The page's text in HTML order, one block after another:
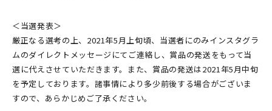
＜当選発表＞
厳正なる選考の上、2021年5月上旬頃、当選者にのみインスタグラ
ムのダイレクトメッセージにてご連絡し、賞品の発送をもって当
選に代えさせていただきます。また、賞品の発送は2021年5月中旬
を予定しております。諸事情により多少前後する場合がございま
すので、あらかじめご了承ください。